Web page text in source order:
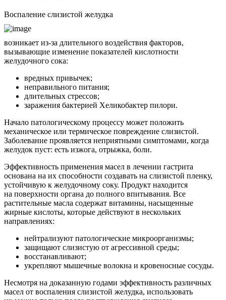
Воспаление слизистой желудка
возникает из-за длительного воздействия факторов,
вызывающие изменение показателей кислотности
желудочного сока:
вредных привычек;
неправильного питания;
длительных стрессов;
заражения бактерией Хеликобактер пилори.
Начало патологическому процессу может положить
механическое или термическое повреждение слизистой.
Заболевание проявляется неприятными симптомами, когда
желудок пуст: есть изжога, отрыжка, боли.
Эффективность применения масел в лечении гастрита
основана на их способности создавать на слизистой пленку,
устойчивую к желудочному соку. Продукт находится
на поверхности органа до полного впитывания. Все
растительные масла содержат витамины, насыщенные
жирные кислоты, которые действуют в нескольких
направлениях:
нейтрализуют патологические микроорганизмы;
защищают слизистую от агрессивной среды;
восстанавливают;
укрепляют мышечные волокна и кровеносные сосуды.
Несмотря на доказанную годами эффективность различных
масел от воспаления слизистой желудка, использовать